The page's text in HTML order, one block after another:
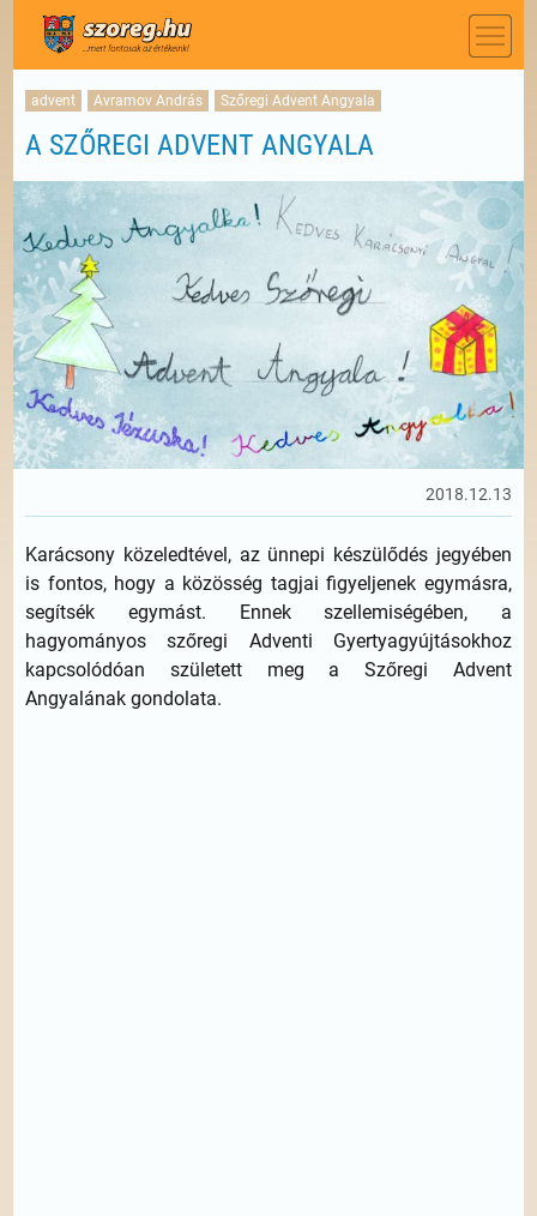
advent Avramov András Szőregi Advent Angyala
A SZŐREGI ADVENT ANGYALA
2018.12.13
Karácsony közeledtével, az ünnepi készülődés jegyében
is fontos, hogy a közösség tagjai figyeljenek egymásra,
segítsék egymást. Ennek szellemiségében, a
hagyományos szőregi Adventi Gyertyagyújtásokhoz
kapcsolódóan született meg a Szőregi Advent
Angyalának gondolata.